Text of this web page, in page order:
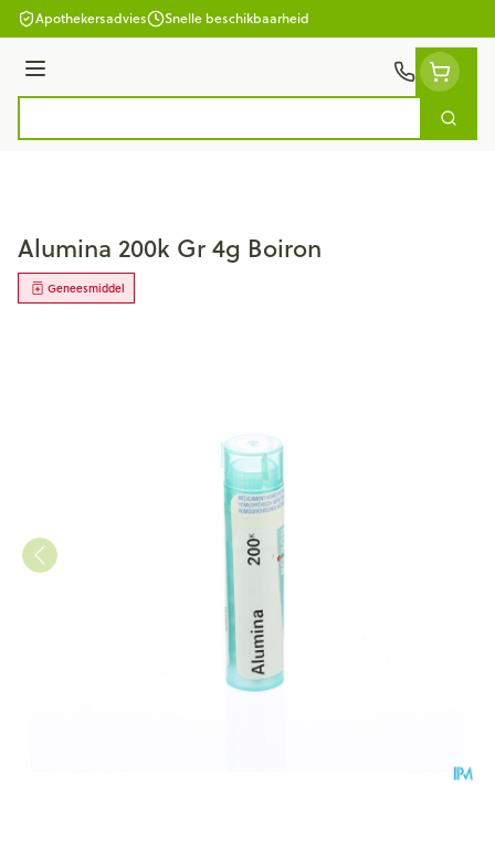
Ga naar de inhoud
Apothekersadvies Snelle beschikbaarheid
Menu
Zoek
Alumina 200k Gr 4g Boiron
Geneesmiddel